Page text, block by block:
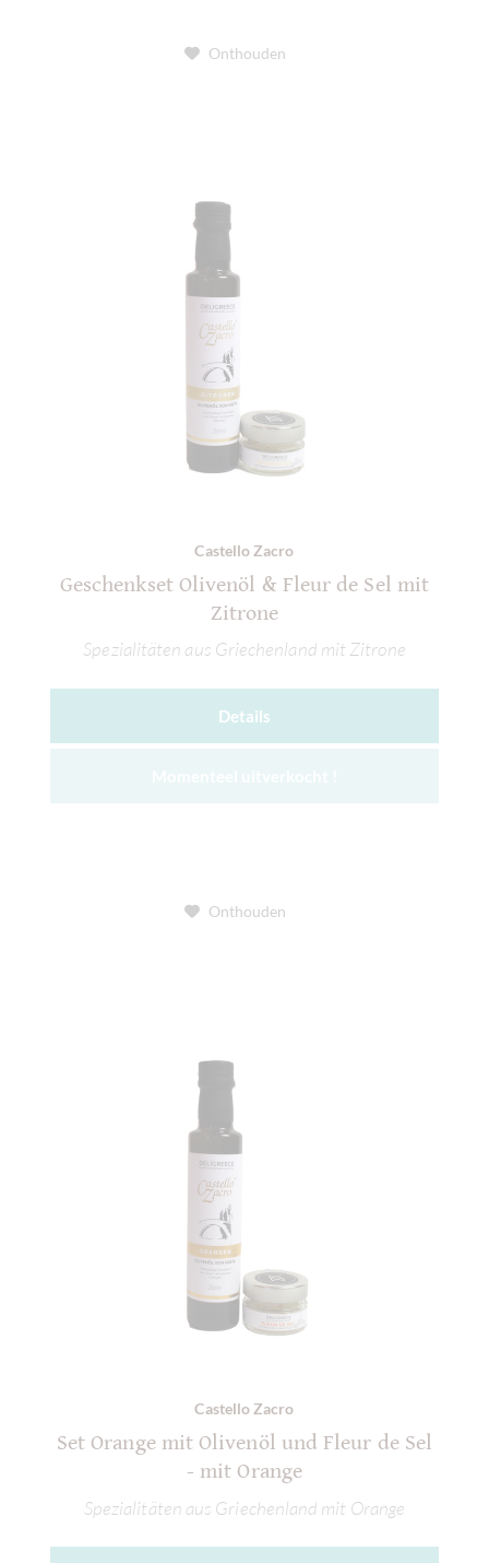
Onthouden
Castello Zacro
Geschenkset Olivenöl & Fleur de Sel mit
Zitrone
Spezialitäten aus Griechenland mit Zitrone
Details
Onthouden
Castello Zacro
Set Orange mit Olivenöl und Fleur de Sel
- mit Orange
Spezialitäten aus Griechenland mit Orange